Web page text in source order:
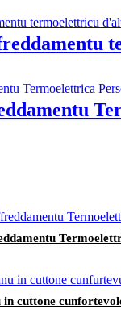
in cuttone